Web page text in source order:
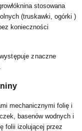
stosowana
(truskawki, ogórki )
konieczności
znaczne
mechanicznymi folię i
basenów wodnych i
folii izolującej przez